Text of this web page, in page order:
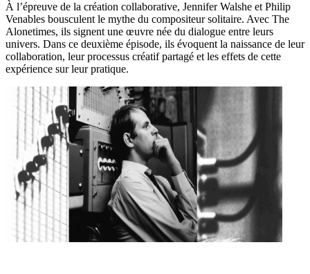
À l’épreuve de la création collaborative, Jennifer Walshe et Philip
Venables bousculent le mythe du compositeur solitaire. Avec The
Alonetimes, ils signent une œuvre née du dialogue entre leurs
univers. Dans ce deuxième épisode, ils évoquent la naissance de leur
collaboration, leur processus créatif partagé et les effets de cette
expérience sur leur pratique.